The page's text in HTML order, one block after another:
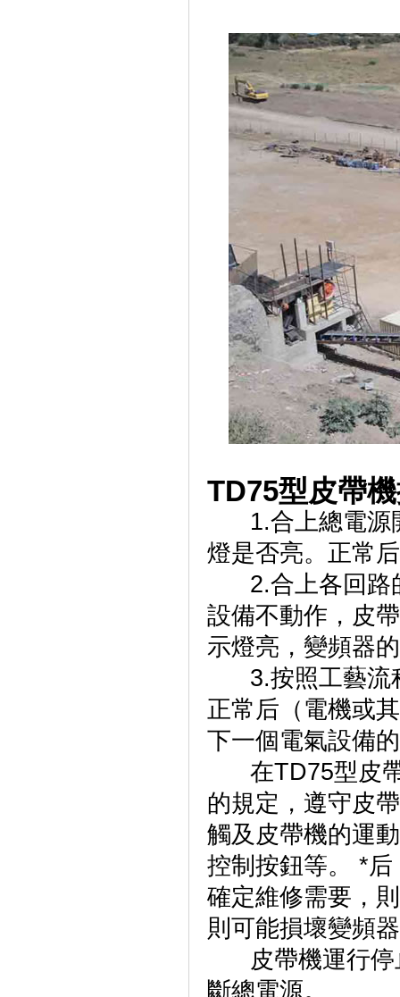
TD75型皮帶機
1.合上總電源
燈是否亮。正常
2.合上各回路
設備不動作，皮
示燈亮，變頻器
3.按照工藝流
正常后（電機或
下一個電氣設備
在TD75型皮帶
的規定，遵守皮
觸及皮帶機的運
控制按鈕等。 *
確定維修需要，
則可能損壞變頻
皮帶機運行停
斷總電源。